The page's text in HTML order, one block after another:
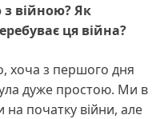
війною? Як
ця війна?
хоча з першого дня
дуже простою. Ми в
початку війни, але